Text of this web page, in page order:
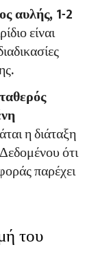
αυλής, 1-2
είναι
η διάταξη
ότι
παρέχει
του